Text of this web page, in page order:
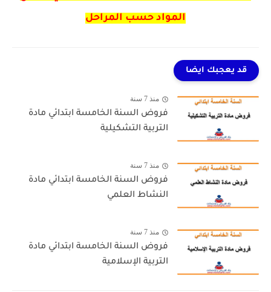
المواد حسب المراحل
قد يعجبك ايضا
منذ 7 سنة
فروض السنة الخامسة ابتدائي مادة
التربية التشكيلية
منذ 7 سنة
فروض السنة الخامسة ابتدائي مادة
النشاط العلمي
منذ 7 سنة
فروض السنة الخامسة ابتدائي مادة
التربية الإسلامية